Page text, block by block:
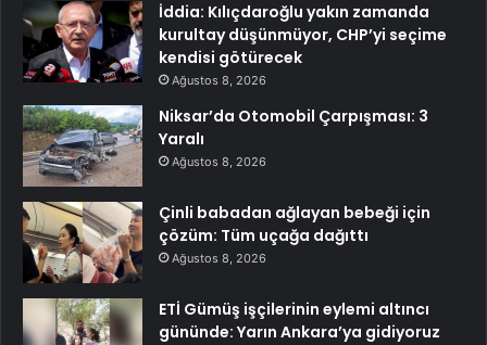
İddia: Kılıçdaroğlu yakın zamanda
kurultay düşünmüyor, CHP’yi seçime
kendisi götürecek
Ağustos 8, 2026
Niksar’da Otomobil Çarpışması: 3
Yaralı
Ağustos 8, 2026
Çinli babadan ağlayan bebeği için
çözüm: Tüm uçağa dağıttı
Ağustos 8, 2026
ETİ Gümüş işçilerinin eylemi altıncı
gününde: Yarın Ankara’ya gidiyoruz